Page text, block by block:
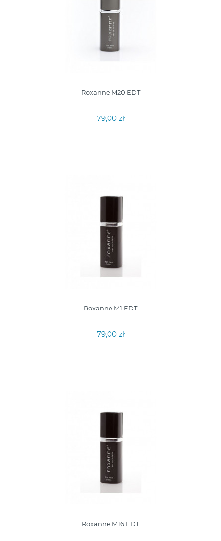
Roxanne M20 EDT
79,00 zł
Roxanne M1 EDT
79,00 zł
Roxanne M16 EDT